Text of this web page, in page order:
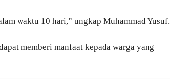
waktu 10 hari,” ungkap Muhammad Yusuf.
memberi manfaat kepada warga yang